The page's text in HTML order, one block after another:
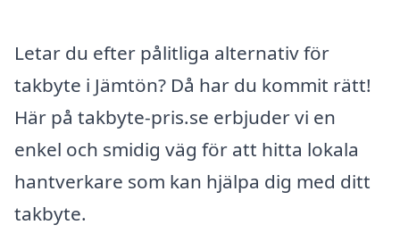
Letar du efter pålitliga alternativ för
takbyte i Jämtön? Då har du kommit rätt!
Här på takbyte-pris.se erbjuder vi en
enkel och smidig väg för att hitta lokala
hantverkare som kan hjälpa dig med ditt
takbyte.